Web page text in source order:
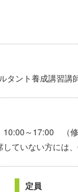
タント養成講習講
～17:00 （修
ていない方には
定員